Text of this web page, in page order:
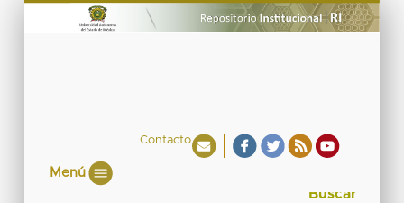
Contacto
Menú
Buscar